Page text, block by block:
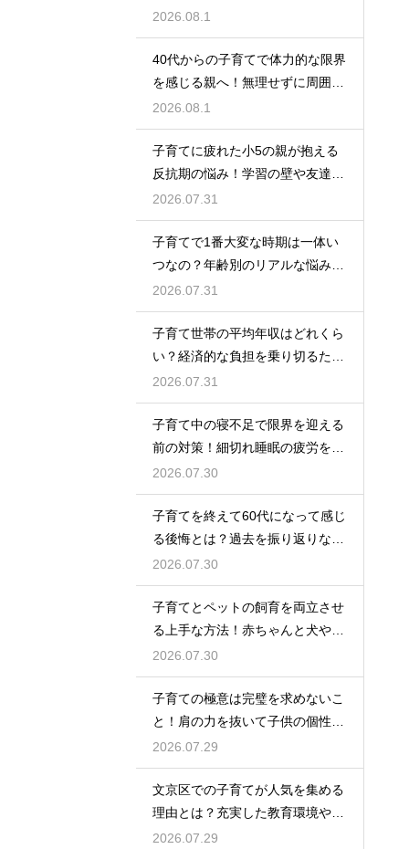
を作って自己肯定感を高め自立心
を育むための接し方
2026.08.1
40代からの子育てで体力的な限界
を感じる親へ！無理せずに周囲の
サポートを活用して心に余裕を持
って育児をするコツ
2026.08.1
子育てに疲れた小5の親が抱える
反抗期の悩み！学習の壁や友達関
係のトラブルに適切に向き合って
サポートする術
2026.07.31
子育てで1番大変な時期は一体い
つなの？年齢別のリアルな悩みと
それを乗り越えるための親として
の心構えや工夫
2026.07.31
子育て世帯の平均年収はどれくら
い？経済的な負担を乗り切るため
の家計管理と将来に向けた計画的
な貯金のアドバイス
2026.07.31
子育て中の寝不足で限界を迎える
前の対策！細切れ睡眠の疲労を効
率良く回復させて日中のパフォー
マンスを上げる術
2026.07.30
子育てを終えて60代になって感じ
る後悔とは？過去を振り返りなが
らこれからの自分の人生を豊かに
生きるためのヒント
2026.07.30
子育てとペットの飼育を両立させ
る上手な方法！赤ちゃんと犬や猫
が安全に仲良く暮らすための環境
作りと注意点
2026.07.30
子育ての極意は完璧を求めないこ
と！肩の力を抜いて子供の個性を
尊重しながら笑顔で育児を楽しむ
ためのマインド
2026.07.29
文京区での子育てが人気を集める
理由とは？充実した教育環境や支
援制度を活用して都会で快適に育
2026.07.29